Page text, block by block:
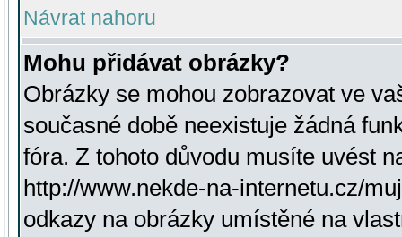
Návrat nahoru
Mohu přidávat obrázky?
Obrázky se mohou zobrazovat ve
současné době neexistuje žádná
fóra. Z tohoto důvodu musíte uvést
http://www.nekde-na-internetu.cz/
odkazy na obrázky umístěné na